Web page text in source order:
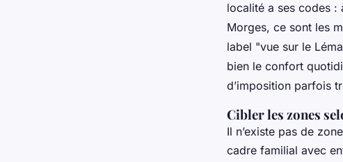
localité a ses codes
Morges, ce sont les
label "vue sur le
bien le confort
d’imposition parfois
Cibler les zones
Il n’existe pas de
cadre familial avec